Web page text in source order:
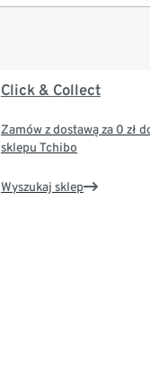
Click & Collect
Zamów z dostawą za 0 zł
sklepu Tchibo
Wyszukaj sklep